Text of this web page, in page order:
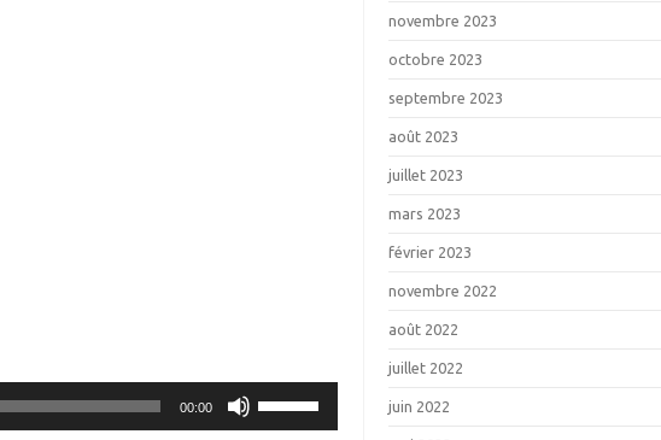
00:00
novembre 2023
octobre 2023
septembre 2023
août 2023
juillet 2023
mars 2023
février 2023
novembre 2022
août 2022
juillet 2022
juin 2022